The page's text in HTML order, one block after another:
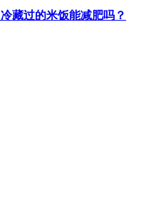
冷藏过的米饭能减肥吗？